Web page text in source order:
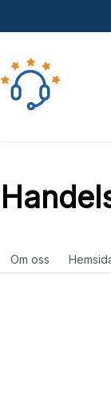
Om oss